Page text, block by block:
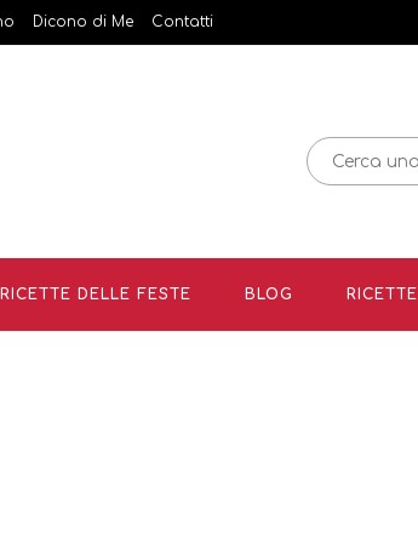
Dicono di Me Contatti
RICETTE DELLE FESTE BLOG RICETTE